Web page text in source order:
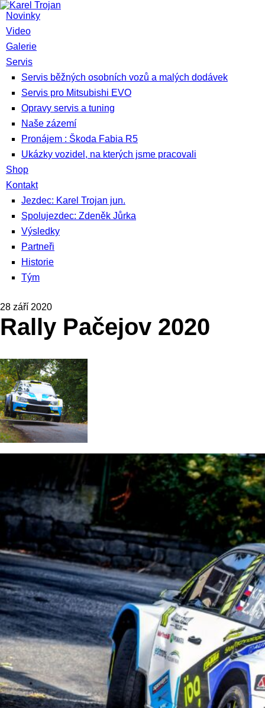
Novinky
Video
Galerie
Servis
Servis běžných osobních vozů a malých dodávek
Servis pro Mitsubishi EVO
Opravy servis a tuning
Naše zázemí
Pronájem : Škoda Fabia R5
Ukázky vozidel, na kterých jsme pracovali
Shop
Kontakt
Jezdec: Karel Trojan jun.
Spolujezdec: Zdeněk Jůrka
Výsledky
Partneři
Historie
Tým
28 září 2020
Rally Pačejov 2020